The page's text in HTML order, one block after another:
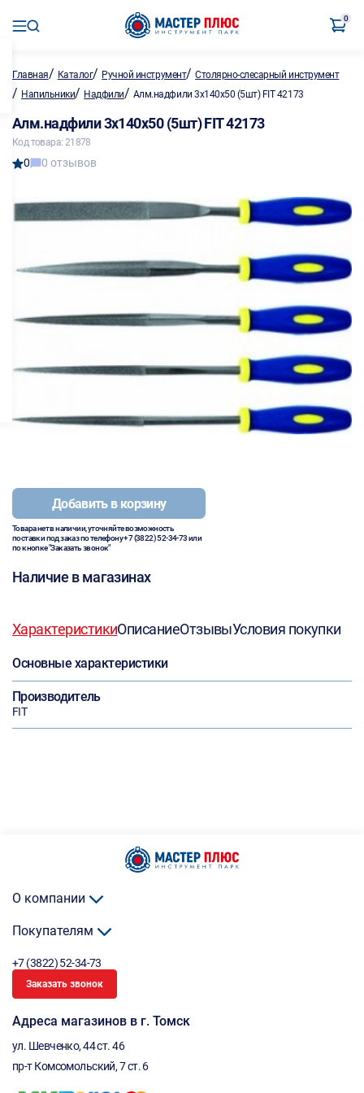
0
Главная/ Каталог/ Ручной инструмент/Столярно-слесарный инструмент
/ Напильники/ Надфили/ Алм.надфили 3х140х50 (5шт) FIT 42173
Алм.надфили 3х140х50 (5шт) FIT 42173
Код товара: 21878
0 0 отзывов
Добавить в корзину
Товара нет в наличии, уточняйте возможность
поставки под заказ по телефону+7 (3822) 52-34-73или
по кнопке "Заказать звонок"
Наличие в магазинах
ХарактеристикиОписаниеОтзывыУсловия покупки
Основные характеристики
Производитель
FIT
О компании
Покупателям
+7 (3822) 52-34-73
Заказать звонок
Адреса магазинов в г. Томск
ул. Шевченко, 44 ст. 46
пр-т Комсомольский, 7 ст. 6